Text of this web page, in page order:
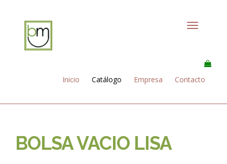
Toggle
Inicio Catálogo Empresa Contacto
BOLSA VACIO LISA